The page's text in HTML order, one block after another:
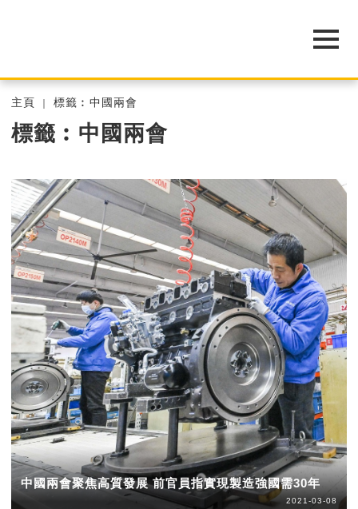
主頁 標籤︰中國兩會
標籤︰中國兩會
中國兩會聚焦高質發展 前官員指實現製造強國需30年
2021-03-08